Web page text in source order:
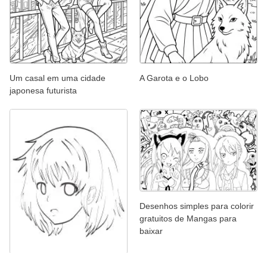
Um casal em uma cidade
japonesa futurista
A Garota e o Lobo
Desenhos simples para colorir
gratuitos de Mangas para
baixar